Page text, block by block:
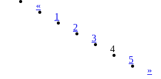
«
1
2
3
4
5
»